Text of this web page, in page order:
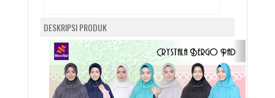
DESKRIPSI PRODUK